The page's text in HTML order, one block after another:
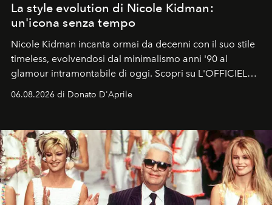
La style evolution di Nicole Kidman:
un'icona senza tempo
Nicole Kidman incanta ormai da decenni con il suo stile
timeless, evolvendosi dal minimalismo anni '90 al
glamour intramontabile di oggi. Scopri su L'OFFICIEL
Italia la sua style evolution.
06.08.2026 di Donato D'Aprile